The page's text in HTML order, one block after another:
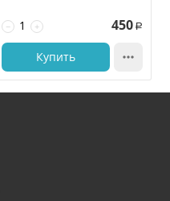
+
− 450 Р
Купить 